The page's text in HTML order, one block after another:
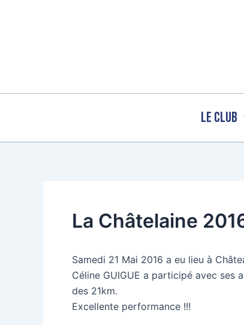
Le Club
La Châtelaine
Samedi 21 Mai 2016 a eu lieu à
Céline GUIGUE a participé avec
des 21km.
Excellente performance !!!